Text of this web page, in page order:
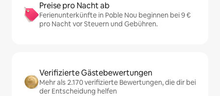
Preise pro Nacht ab
Ferienunterkünfte in Poble Nou beginnen bei 9 €
pro Nacht vor Steuern und Gebühren.
Verifizierte Gästebewertungen
Mehr als 2.170 verifizierte Bewertungen, die dir bei
der Entscheidung helfen